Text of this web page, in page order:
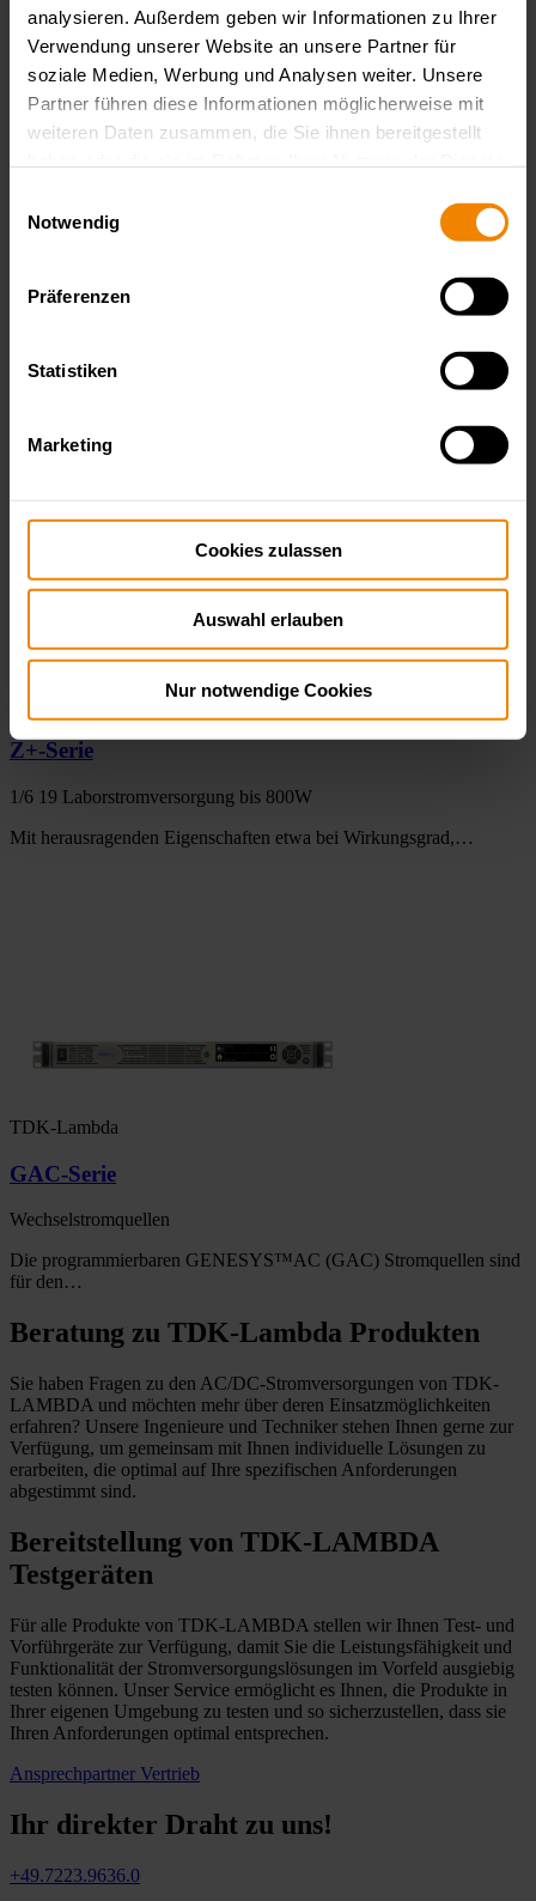
analysieren. Außerdem geben wir Informationen zu Ihrer
Verwendung unserer Website an unsere Partner für
soziale Medien, Werbung und Analysen weiter. Unsere
Partner führen diese Informationen möglicherweise mit
weiteren Daten zusammen, die Sie ihnen bereitgestellt
Notwendig
Präferenzen
Statistiken
Marketing
Cookies zulassen
Auswahl erlauben
Nur notwendige Cookies
G+ Serie
1/2 19" Laborstromversorgung
Die erfolgreiche Labornetzteil-Serie GENESYS+™ im 1…
GEN-Serie
Die Genesys ™ Netzgeräte-Serie sind regelbare Netzteile die
Z+-Serie
1/6 19 Laborstromversorgung bis 800W
Mit herausragenden Eigenschaften etwa bei Wirkungsgrad,…
TDK-Lambda
GAC-Serie
Wechselstromquellen
Die programmierbaren GENESYS™AC (GAC) Stromquellen sind
für den…
Beratung zu TDK-Lambda Produkten
Sie haben Fragen zu den AC/DC-Stromversorgungen von TDK-
LAMBDA und möchten mehr über deren Einsatzmöglichkeiten
erfahren? Unsere Ingenieure und Techniker stehen Ihnen gerne zur
Verfügung, um gemeinsam mit Ihnen individuelle Lösungen zu
erarbeiten, die optimal auf Ihre spezifischen Anforderungen
abgestimmt sind.
Bereitstellung von TDK-LAMBDA
Testgeräten
Für alle Produkte von TDK-LAMBDA stellen wir Ihnen Test- und
Vorführgeräte zur Verfügung, damit Sie die Leistungsfähigkeit und
Funktionalität der Stromversorgungslösungen im Vorfeld ausgiebig
testen können. Unser Service ermöglicht es Ihnen, die Produkte in
Ihrer eigenen Umgebung zu testen und so sicherzustellen, dass sie
Ihren Anforderungen optimal entsprechen.
Ansprechpartner Vertrieb
Ihr direkter Draht zu uns!
+49.7223.9636.0